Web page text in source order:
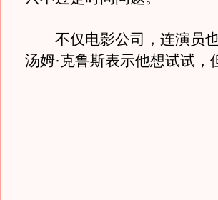
不仅电影公司，连演员也
汤姆·克鲁斯表示他想试试